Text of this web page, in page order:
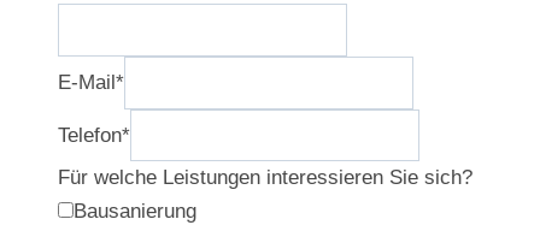
E-Mail*
Telefon*
Für welche Leistungen interessieren Sie sich?
Bausanierung